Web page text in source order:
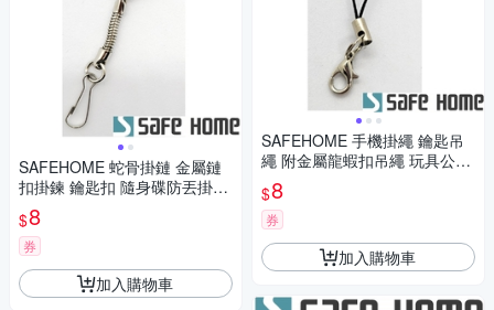
SAFEHOME 蛇骨掛鏈 金屬鏈
扣掛鍊 鑰匙扣 隨身碟防丟掛鏈
金屬材質 CPA040
$8
券
加入購物車
SAFEHOME 手機掛繩 鑰匙吊
繩 附金屬龍蝦扣吊繩 玩具公仔
五金配件小繩子 7公分長 CPA0
41
$8
券
加入購物車